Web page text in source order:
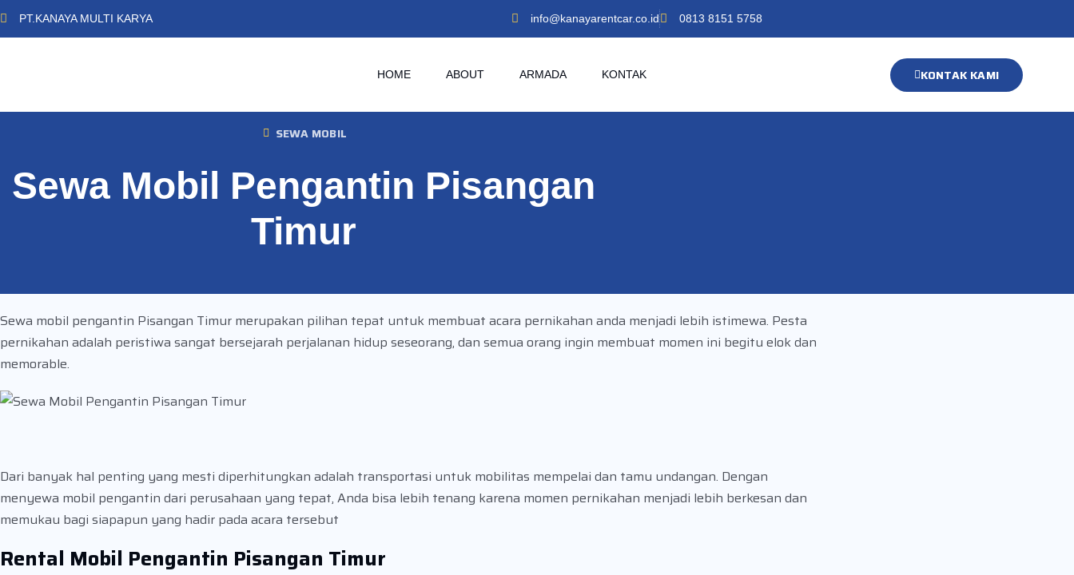
PT.KANAYA MULTI KARYA info@kanayarentcar.co.id 0813 8151 5758
HOME ABOUT ARMADA KONTAK KONTAK KAMI
SEWA MOBIL
Sewa Mobil Pengantin Pisangan
Timur
Sewa mobil pengantin Pisangan Timur merupakan pilihan tepat untuk membuat acara pernikahan anda menjadi lebih istimewa. Pesta
pernikahan adalah peristiwa sangat bersejarah perjalanan hidup seseorang, dan semua orang ingin membuat momen ini begitu elok dan
memorable.
Dari banyak hal penting yang mesti diperhitungkan adalah transportasi untuk mobilitas mempelai dan tamu undangan. Dengan
menyewa mobil pengantin dari perusahaan yang tepat, Anda bisa lebih tenang karena momen pernikahan menjadi lebih berkesan dan
memukau bagi siapapun yang hadir pada acara tersebut
Rental Mobil Pengantin Pisangan Timur